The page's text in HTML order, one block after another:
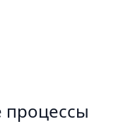
процессы